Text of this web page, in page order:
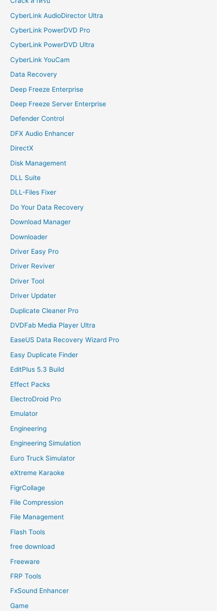
CyberLink AudioDirector Ultra
CyberLink PowerDVD Pro
CyberLink PowerDVD Ultra
CyberLink YouCam
Data Recovery
Deep Freeze Enterprise
Deep Freeze Server Enterprise
Defender Control
DFX Audio Enhancer
DirectX
Disk Management
DLL Suite
DLL-Files Fixer
Do Your Data Recovery
Download Manager
Downloader
Driver Easy Pro
Driver Reviver
Driver Tool
Driver Updater
Duplicate Cleaner Pro
DVDFab Media Player Ultra
EaseUS Data Recovery Wizard Pro
Easy Duplicate Finder
EditPlus 5.3 Build
Effect Packs
ElectroDroid Pro
Emulator
Engineering
Engineering Simulation
Euro Truck Simulator
eXtreme Karaoke
FigrCollage
File Compression
File Management
Flash Tools
free download
Freeware
FRP Tools
FxSound Enhancer
Game